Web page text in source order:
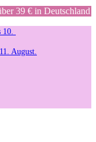
39 € in Deutschland
10.
August.